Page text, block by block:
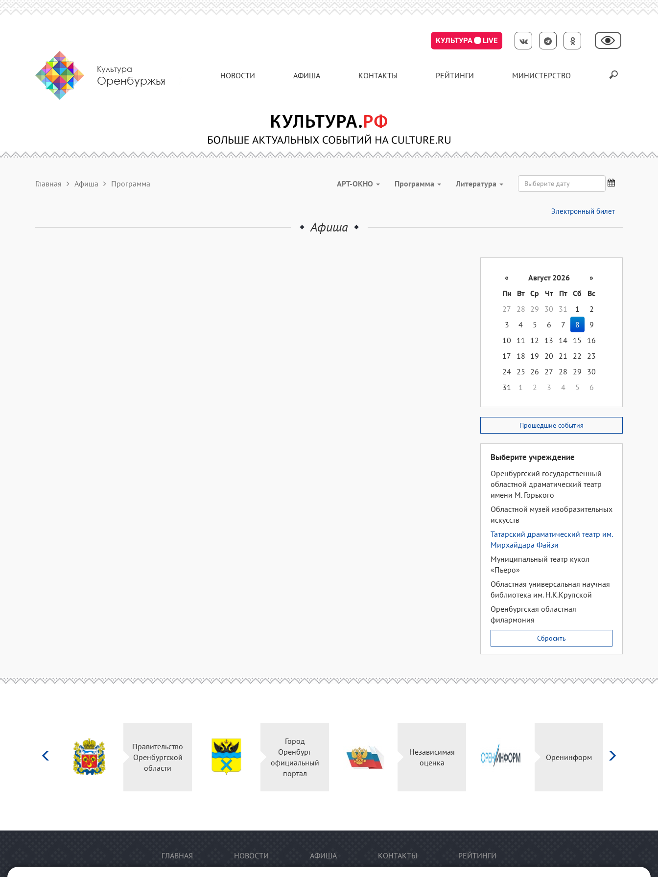
КУЛЬТУРА LIVE
Культура
Оренбуржья НОВОСТИ АФИША КОНТАКТЫ РЕЙТИНГИ МИНИСТЕРСТВО
Главная Афиша Программа АРТ-ОКНО Программа Литература
Электронный билет
Афиша
« Август 2026
»
Пн
Вт Ср Чт Пт Сб
Вс
27
28 29 30 31 1
2
3
4 5 6 7 8
9
10
11 12 13 14 15
16
17
18 19 20 21 22
23
24 25 26 27 28 29
30
31
1 2 3 4 5 6
Прошедшие события
Выберите учреждение
Оренбургский государственный
областной драматический театр
имени М. Горького
Областной музей изобразительных
искусств
Татарский драматический театр им.
Мирхайдара Файзи
Муниципальный театр кукол
«Пьеро»
Областная универсальная научная
библиотека им. Н.К.Крупской
Оренбургская областная
филармония
Сбросить
Правительство
Оренбургской
области
Город
Оренбург
официальный
портал
Независимая
оценка
Оренинформ
ГЛАВНАЯ НОВОСТИ АФИША КОНТАКТЫ РЕЙТИНГИ